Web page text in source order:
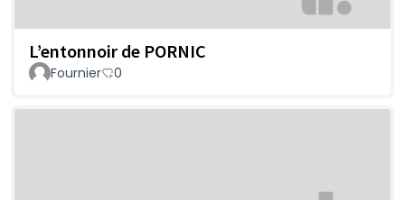
L’entonnoir de PORNIC
Fournier 0